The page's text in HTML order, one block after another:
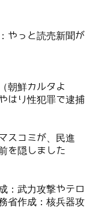
やっと読売新聞が
朝鮮カルタよ
はり性犯罪で逮捕
スコミが、民進
を隠しました
：武力攻撃やテロ
省作成：核兵器攻